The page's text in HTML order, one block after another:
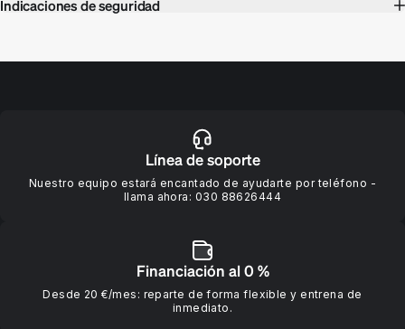
Indicaciones de seguridad
Línea de soporte
Nuestro equipo estará encantado de ayudarte por teléfono -
llama ahora: 030 88626444
Financiación al 0 %
Desde 20 €/mes: reparte de forma flexible y entrena de
inmediato.